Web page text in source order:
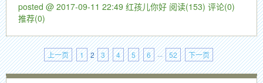
posted @ 2017-09-11 22:49 红孩儿你好 阅读(153) 评论(0)
推荐(0)
上一页 1 2 3 4 5 6 ··· 52 下一页